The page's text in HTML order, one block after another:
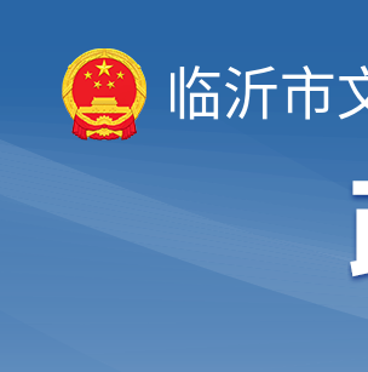
临沂市